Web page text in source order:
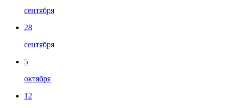
сентября
28
сентября
5
октября
12